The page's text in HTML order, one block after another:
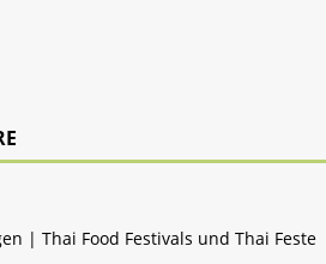
| Thai Food Festivals und Thai Feste